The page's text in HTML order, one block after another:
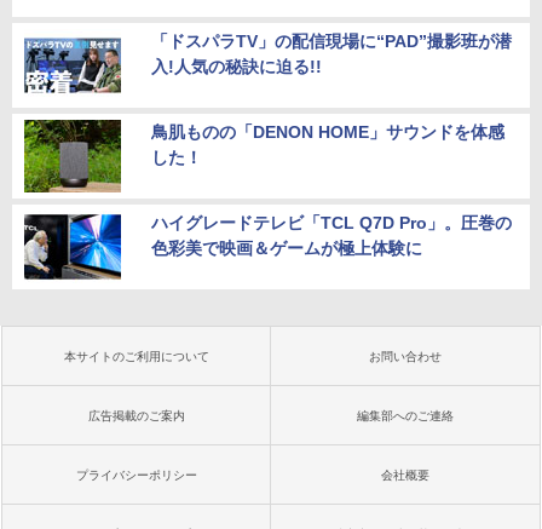
「ドスパラTV」の配信現場に“PAD”撮影班が潜
入!人気の秘訣に迫る!!
鳥肌ものの「DENON HOME」サウンドを体感
した！
ハイグレードテレビ「TCL Q7D Pro」。圧巻の
色彩美で映画＆ゲームが極上体験に
本サイトのご利用について お問い合わせ
広告掲載のご案内 編集部へのご連絡
プライバシーポリシー 会社概要